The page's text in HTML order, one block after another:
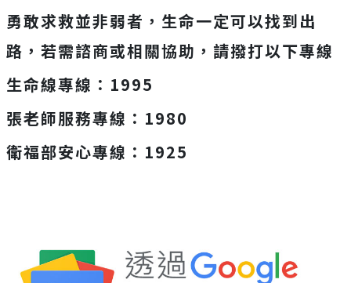
勇敢求救並非弱者，生命一定可以找到出
路，若需諮商或相關協助，請撥打以下專線
生命線專線：1995
張老師服務專線：1980
衛福部安心專線：1925